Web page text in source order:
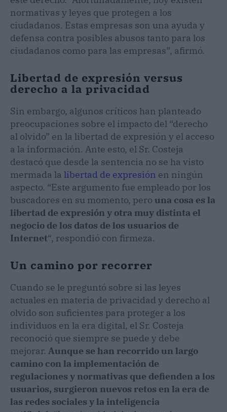
normativas y leyes que protegen a los
ciudadanos. Estas empresas son una ayuda y
defensa contra posibles abusos tanto para los
ciudadanos como para las empresas”, afirmó.
Libertad de expresión versus
derecho a la privacidad
Sin embargo, algunos críticos han planteado
preocupaciones sobre el impacto del “derecho
al olvido” en la libertad de expresión y el acceso
a la información. Ante esto, el Sr. Costeja
destacó que desde la sentencia no se ha visto
mermada la libertad de expresión en ningún
aspecto. “Este argumento fue empleado por los
buscadores en su momento, pero una cosa es la
libertad de expresión y otra muy distinta el
negocio de los datos de los usuarios de
Internet“, respondió con firmeza.
Un camino por recorrer
Cuando se le preguntó sobre si las leyes
actuales en materia de privacidad y derecho al
olvido son suficientes para proteger a los
individuos en la era digital, el Sr. Costeja
reconoció que siempre se puede y debe
mejorar. Aunque se han recorrido un largo
camino con la implementación de
regulaciones y normativas que defienden a los
usuarios, surgieron nuevos retos en la era de
las redes sociales y la inteligencia